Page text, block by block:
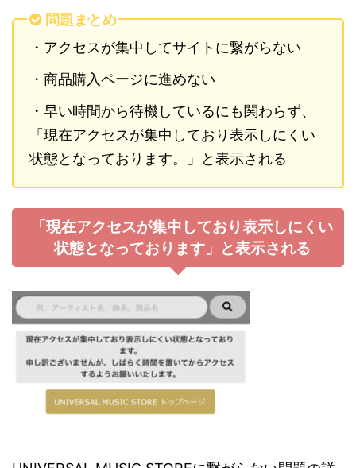
問題まとめ
・アクセスが集中してサイトに繋がらない
・商品購入ページに進めない
・早い時間から待機しているにも関わらず、
「現在アクセスが集中しており表示しにくい
状態となっております。」と表示される
「現在アクセスが集中しており表示しにくい
状態となっております」と表示される